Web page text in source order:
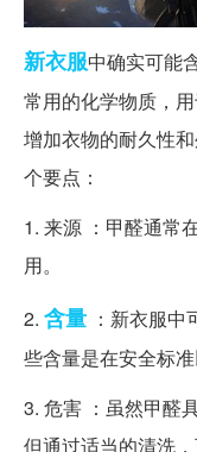
新衣服中确实可能
常用的化学物质，
增加衣物的耐久性
个要点：
1. 来源 ：甲醛通常
用。
2. 含量 ：新衣服
些含量是在安全标准
3. 危害 ：虽然甲醛
但通过适当的清洗